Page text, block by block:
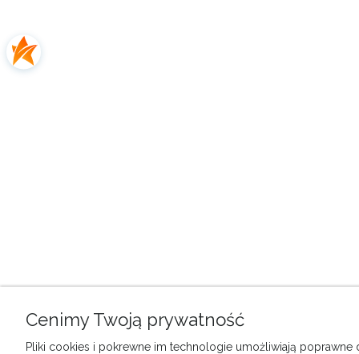
Cenimy Twoją prywatność
Pliki cookies i pokrewne im technologie umożliwiają poprawne